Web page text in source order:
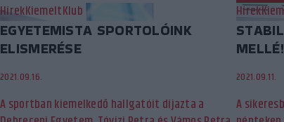
HírekKiemeltKlub
EGYETEMISTA SPORTOLÓINK
ELISMERÉSE
2021.09.16.
A sportban kiemelkedő hallgatóit díjazta a
Hírek
MELLÉ!
2021.09.11.
A